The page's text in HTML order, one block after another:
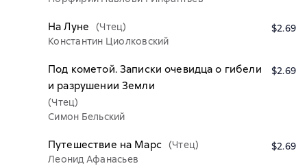
На Луне
(Чтец)
Константин Циолковский
$2.69
Под кометой. Записки очевидца о гибели
и разрушении Земли
(Чтец)
Симон Бельский
$2.69
Путешествие на Марс (Чтец)
Леонид Афанасьев
$2.69